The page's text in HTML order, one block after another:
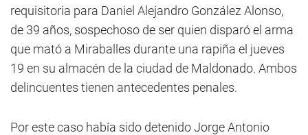
requisitoria para Daniel Alejandro González Alonso,
de 39 años, sospechoso de ser quien disparó el arma
que mató a Miraballes durante una rapiña el jueves
19 en su almacén de la ciudad de Maldonado. Ambos
delincuentes tienen antecedentes penales.
Por este caso había sido detenido Jorge Antonio